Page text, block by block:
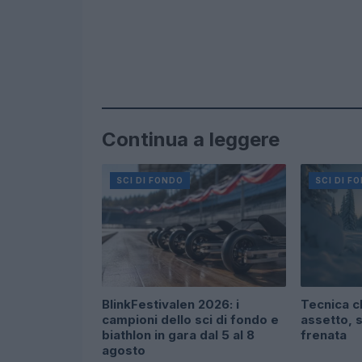
Continua a leggere
SCI DI FONDO
BlinkFestivalen 2026: i
campioni dello sci di fondo e
biathlon in gara dal 5 al 8
agosto
SCI DI
Tecnica
assetto,
frenata